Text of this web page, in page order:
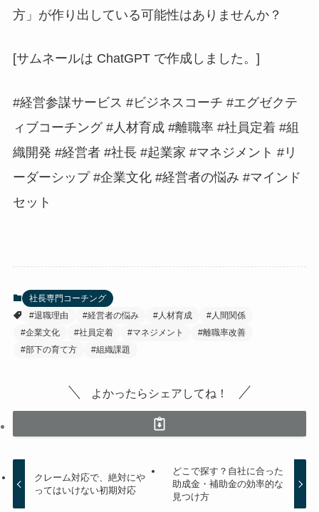
方」が作り出している可能性はありませんか？
[サムネールは ChatGPT で作成しました。]
#経営参謀サービス #ビジネスコーチ #エグゼクテ
ィブコーチング #人材育成 #離職率 #社員定着 #組
織開発 #経営者 #社長 #起業家 #マネジメント #リ
ーダーシップ #企業文化 #経営者の悩み #マインド
セット
社長専門コーチング
#退職理由
#経営者の悩み #人材育成
#人間関係
#企業文化
#社員定着 #マネジメント
#離職率改善
#部下の育て方
#組織課題
よかったらシェアしてね！
クレーム対応で、絶対にや
ってはいけない初期対応
どこで探す？自社に合った
助成金・補助金の効率的な
見つけ方